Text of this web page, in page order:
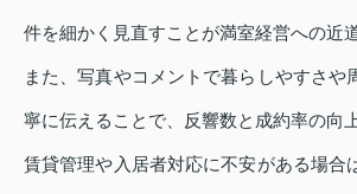
件を細かく見直すことが満室経営への近
また、写真やコメントで暮らしやすさや
寧に伝えることで、反響数と成約率の向
賃貸管理や入居者対応に不安がある場合